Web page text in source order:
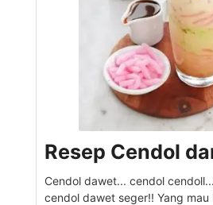
Resep Cendol
Cendol dawet... cendol
cendol dawet seger!! Yang